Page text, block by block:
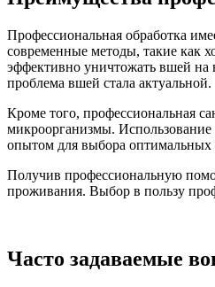
Профессиональная обработка
современные методы, такие как
эффективно уничтожать вшей на
проблема вшей стала актуальной.
Кроме того, профессиональная
микроорганизмы.
опытом для выбора оптимальных
Получив профессиональную
проживания. Выбор в пользу
Часто задаваемые